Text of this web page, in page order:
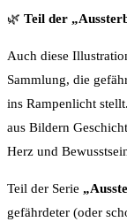
🌿 Teil der
Auch diese
Sammlung, die
ins Rampenlicht
aus Bildern
Herz und
Teil der Serie
gefährdeter (oder